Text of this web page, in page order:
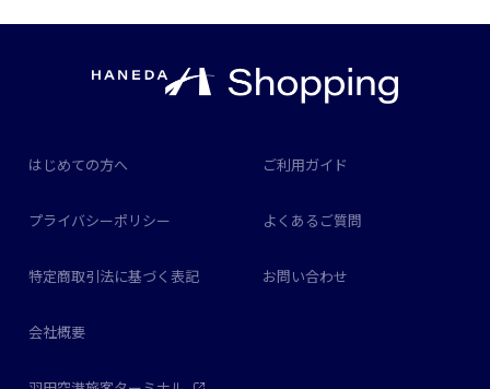
はじめての方へ ご利用ガイド
プライバシーポリシー よくあるご質問
特定商取引法に基づく表記 お問い合わせ
会社概要